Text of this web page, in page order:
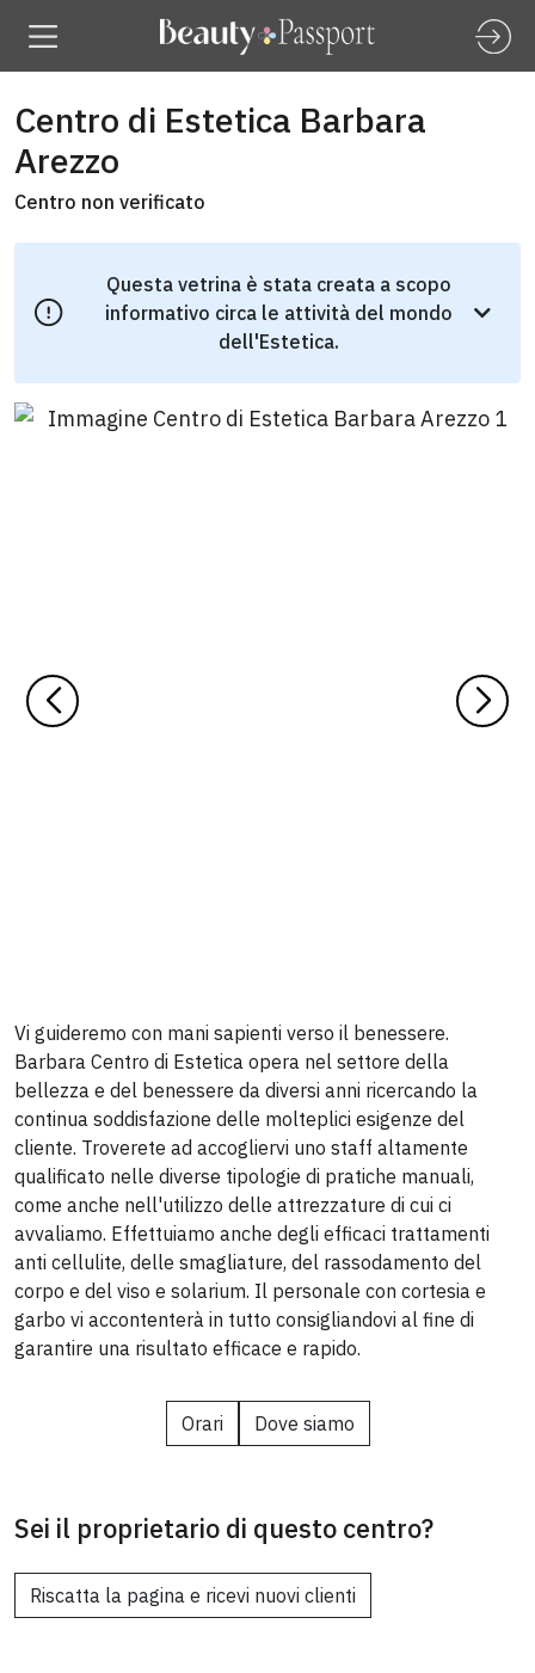
Centro di Estetica Barbara
Arezzo
Centro non verificato
Questa vetrina è stata creata a scopo
informativo circa le attività del mondo
dell'Estetica.
Vi guideremo con mani sapienti verso il benessere.
Barbara Centro di Estetica opera nel settore della
bellezza e del benessere da diversi anni ricercando la
continua soddisfazione delle molteplici esigenze del
cliente. Troverete ad accogliervi uno staff altamente
qualificato nelle diverse tipologie di pratiche manuali,
come anche nell'utilizzo delle attrezzature di cui ci
avvaliamo. Effettuiamo anche degli efficaci trattamenti
anti cellulite, delle smagliature, del rassodamento del
corpo e del viso e solarium. Il personale con cortesia e
garbo vi accontenterà in tutto consigliandovi al fine di
garantire una risultato efficace e rapido.
Orari Dove siamo
Sei il proprietario di questo centro?
Riscatta la pagina e ricevi nuovi clienti